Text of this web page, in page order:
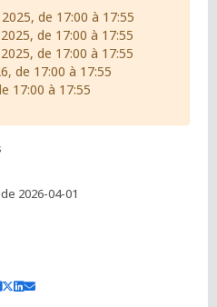
de 17:00 à 17:55
de 17:00 à 17:55
de 17:00 à 17:55
de 17:00 à 17:55
17:00 à 17:55
2026-04-01